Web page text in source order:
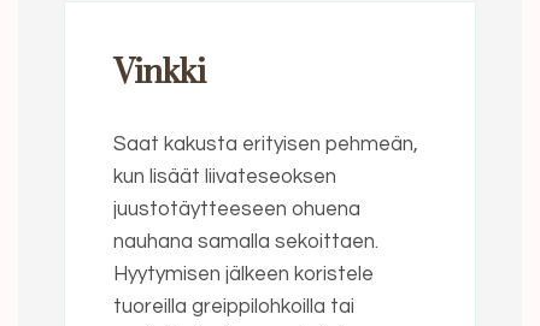
Vinkki
Saat kakusta erityisen pehmeän,
kun lisäät liivateseoksen
juustotäytteeseen ohuena
nauhana samalla sekoittaen.
Hyytymisen jälkeen koristele
tuoreilla greippilohkoilla tai